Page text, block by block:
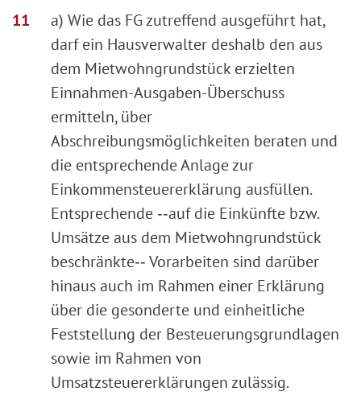
a) Wie das FG zutreffend ausgeführt hat,
darf ein Hausverwalter deshalb den aus
dem Mietwohngrundstück erzielten
Einnahmen-Ausgaben-Überschuss
ermitteln, über
Abschreibungsmöglichkeiten beraten und
die entsprechende Anlage zur
Einkommensteuererklärung ausfüllen.
Entsprechende ‑‑auf die Einkünfte bzw.
Umsätze aus dem Mietwohngrundstück
beschränkte‑‑ Vorarbeiten sind darüber
hinaus auch im Rahmen einer Erklärung
über die gesonderte und einheitliche
Feststellung der Besteuerungsgrundlagen
sowie im Rahmen von
Umsatzsteuererklärungen zulässig.